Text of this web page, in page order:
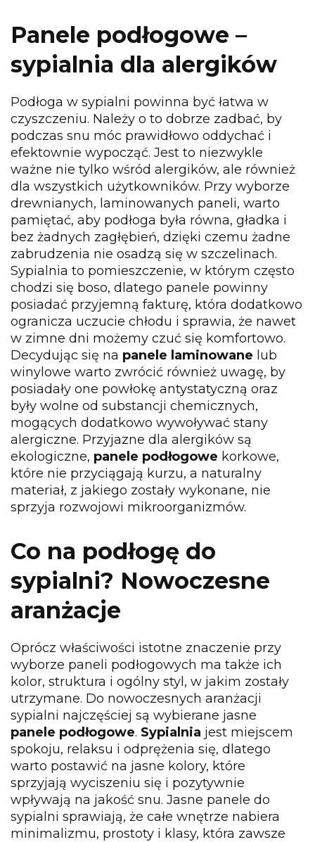
Panele podłogowe –
sypialnia dla alergików
Podłoga w sypialni powinna być łatwa w
czyszczeniu. Należy o to dobrze zadbać, by
podczas snu móc prawidłowo oddychać i
efektownie wypocząć. Jest to niezwykle
ważne nie tylko wśród alergików, ale również
dla wszystkich użytkowników. Przy wyborze
drewnianych, laminowanych paneli, warto
pamiętać, aby podłoga była równa, gładka i
bez żadnych zagłębień, dzięki czemu żadne
zabrudzenia nie osadzą się w szczelinach.
Sypialnia to pomieszczenie, w którym często
chodzi się boso, dlatego panele powinny
posiadać przyjemną fakturę, która dodatkowo
ogranicza uczucie chłodu i sprawia, że nawet
w zimne dni możemy czuć się komfortowo.
Decydując się na panele laminowane lub
winylowe warto zwrócić również uwagę, by
posiadały one powłokę antystatyczną oraz
były wolne od substancji chemicznych,
mogących dodatkowo wywoływać stany
alergiczne. Przyjazne dla alergików są
ekologiczne, panele podłogowe korkowe,
które nie przyciągają kurzu, a naturalny
materiał, z jakiego zostały wykonane, nie
sprzyja rozwojowi mikroorganizmów.
Co na podłogę do
sypialni? Nowoczesne
aranżacje
Oprócz właściwości istotne znaczenie przy
wyborze paneli podłogowych ma także ich
kolor, struktura i ogólny styl, w jakim zostały
utrzymane. Do nowoczesnych aranżacji
sypialni najczęściej są wybierane jasne
panele podłogowe. Sypialnia jest miejscem
spokoju, relaksu i odprężenia się, dlatego
warto postawić na jasne kolory, które
sprzyjają wyciszeniu się i pozytywnie
wpływają na jakość snu. Jasne panele do
sypialni sprawiają, że całe wnętrze nabiera
minimalizmu, prostoty i klasy, która zawsze